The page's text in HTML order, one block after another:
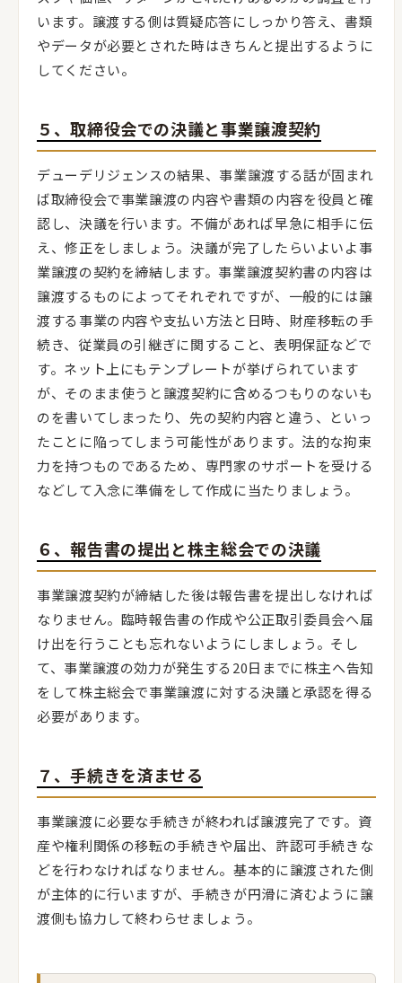
います。譲渡する側は質疑応答にしっかり答え、書類
やデータが必要とされた時はきちんと提出するように
してください。
５、取締役会での決議と事業譲渡契約
デューデリジェンスの結果、事業譲渡する話が固まれ
ば取締役会で事業譲渡の内容や書類の内容を役員と確
認し、決議を行います。不備があれば早急に相手に伝
え、修正をしましょう。決議が完了したらいよいよ事
業譲渡の契約を締結します。事業譲渡契約書の内容は
譲渡するものによってそれぞれですが、一般的には譲
渡する事業の内容や支払い方法と日時、財産移転の手
続き、従業員の引継ぎに関すること、表明保証などで
す。ネット上にもテンプレートが挙げられています
が、そのまま使うと譲渡契約に含めるつもりのないも
のを書いてしまったり、先の契約内容と違う、といっ
たことに陥ってしまう可能性があります。法的な拘束
力を持つものであるため、専門家のサポートを受ける
などして入念に準備をして作成に当たりましょう。
６、報告書の提出と株主総会での決議
事業譲渡契約が締結した後は報告書を提出しなければ
なりません。臨時報告書の作成や公正取引委員会へ届
け出を行うことも忘れないようにしましょう。そし
て、事業譲渡の効力が発生する20日までに株主へ告知
をして株主総会で事業譲渡に対する決議と承認を得る
必要があります。
７、手続きを済ませる
事業譲渡に必要な手続きが終われば譲渡完了です。資
産や権利関係の移転の手続きや届出、許認可手続きな
どを行わなければなりません。基本的に譲渡された側
が主体的に行いますが、手続きが円滑に済むように譲
渡側も協力して終わらせましょう。